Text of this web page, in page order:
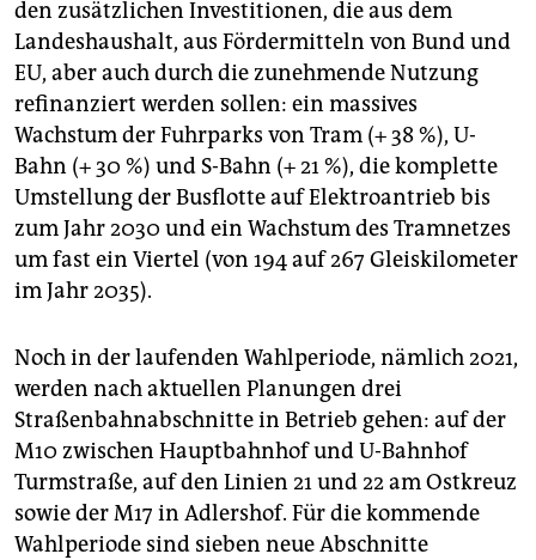
den zusätzlichen Investitionen, die aus dem
Landeshaushalt, aus Fördermitteln von Bund und
EU, aber auch durch die zunehmende Nutzung
refinanziert werden sollen: ein massives
Wachstum der Fuhrparks von Tram (+ 38 %), U-
Bahn (+ 30 %) und S-Bahn (+ 21 %), die komplette
Umstellung der Busflotte auf Elektroantrieb bis
zum Jahr 2030 und ein Wachstum des Tramnetzes
um fast ein Viertel (von 194 auf 267 Gleiskilometer
im Jahr 2035).
Noch in der laufenden Wahlperiode, nämlich 2021,
werden nach aktuellen Planungen drei
Straßenbahnabschnitte in Betrieb gehen: auf der
M10 zwischen Hauptbahnhof und U-Bahnhof
Turmstraße, auf den Linien 21 und 22 am Ostkreuz
sowie der M17 in Adlershof. Für die kommende
Wahlperiode sind sieben neue Abschnitte